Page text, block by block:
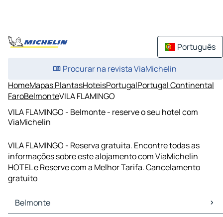
Português
Procurar na revista ViaMichelin
HomeMapas PlantasHoteisPortugalPortugal Continental
FaroBelmonteVILA FLAMINGO
VILA FLAMINGO - Belmonte - reserve o seu hotel com
ViaMichelin
VILA FLAMINGO - Reserva gratuita. Encontre todas as
informações sobre este alojamento com ViaMichelin
HOTEL e Reserve com a Melhor Tarifa. Cancelamento
gratuito
Belmonte